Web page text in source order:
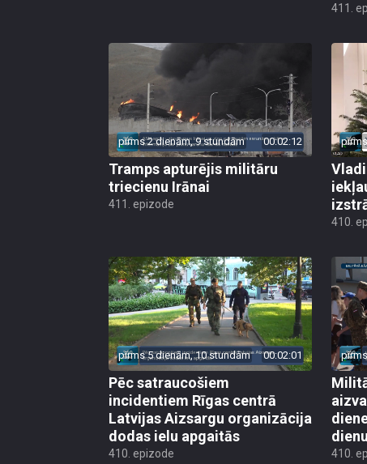
411.
pirms 2 dienām, 9 stundām 00:02:12
Tramps apturējis militāru
triecienu Irānai
411. epizode
410.
pirms 5 dienām, 10 stundām 00:02:01
Pēc satraucošiem
incidentiem Rīgas centrā
Latvijas Aizsargu organizācija
dodas ielu apgaitās
410. epizode
dienu
410.